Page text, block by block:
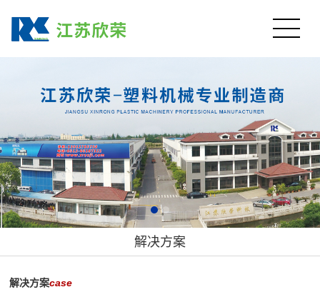
解决方案
解决方案case